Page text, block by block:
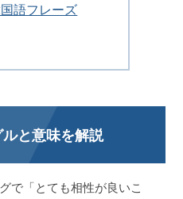
語フレーズ
ルと意味を解説
で「とても相性が良いこ